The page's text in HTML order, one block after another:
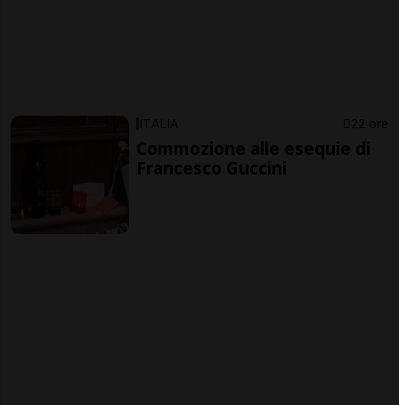
ITALIA 22 ore
Commozione alle esequie di
Francesco Guccini